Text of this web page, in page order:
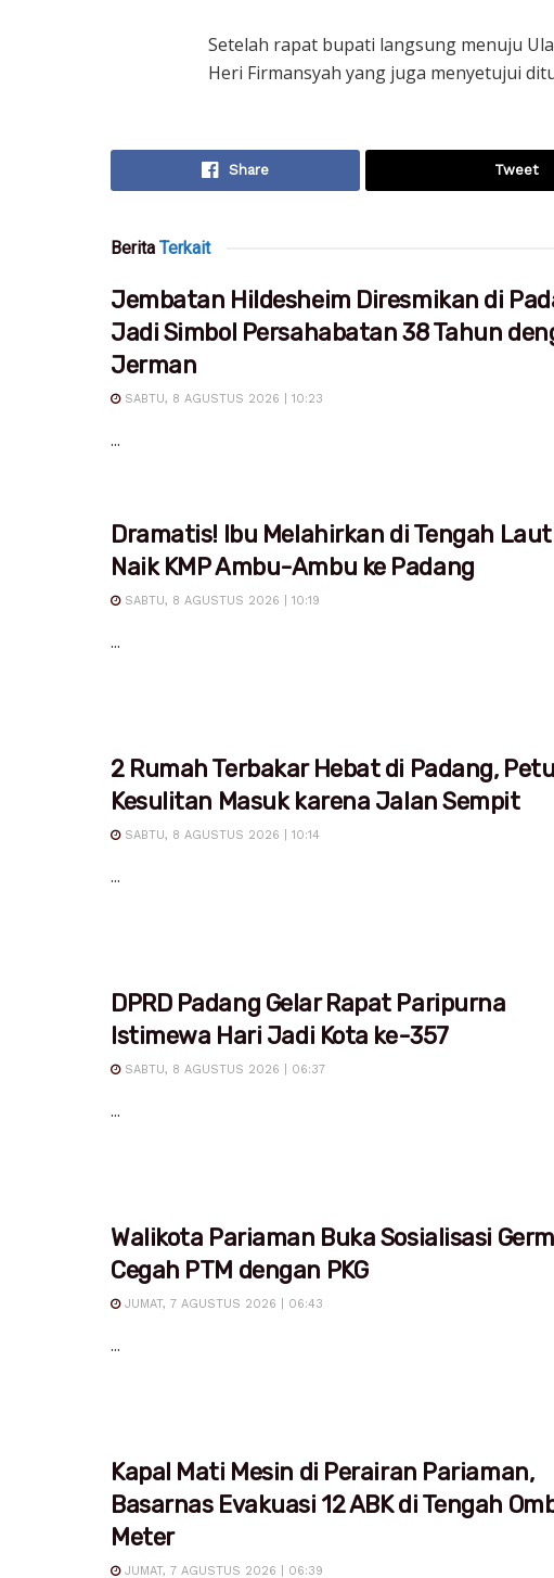
Setelah rapat bupati langsung menuju
Heri Firmansyah yang juga menyetujui
Share Tweet
Berita Terkait
Jembatan Hildesheim Diresmikan di
Jadi Simbol Persahabatan 38 Tahun
Jerman
SABTU, 8 AGUSTUS 2026 | 10:23
...
Dramatis! Ibu Melahirkan di Tengah
Naik KMP Ambu-Ambu ke Padang
SABTU, 8 AGUSTUS 2026 | 10:19
...
2 Rumah Terbakar Hebat di Padang,
Kesulitan Masuk karena Jalan Sempit
SABTU, 8 AGUSTUS 2026 | 10:14
...
DPRD Padang Gelar Rapat Paripurna
Istimewa Hari Jadi Kota ke-357
SABTU, 8 AGUSTUS 2026 | 06:37
...
Walikota Pariaman Buka Sosialisasi
Cegah PTM dengan PKG
JUMAT, 7 AGUSTUS 2026 | 06:43
...
Kapal Mati Mesin di Perairan Pariaman,
Basarnas Evakuasi 12 ABK di Tengah
Meter
JUMAT, 7 AGUSTUS 2026 | 06:39